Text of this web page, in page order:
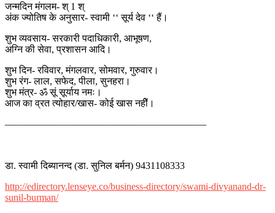
जन्मदिन मंगलम- श् 1 श्
अंक ज्योतिष के अनुसार- स्वामी ‘‘ सूर्य देव ‘‘ हैं।
शुभ व्यवसाय- सरकारी पदाधिकारी, आभूषण,
अग्नि की सेवा, प्रशासन आदि।
शुभ दिन- रविवार, मंगलवार, सोमवार, गुरुवार।
शुभ रंग- लाल, सफेद, पीला, सुनहरा।
शुभ मंत्र- ॐ सूं सूर्याय नमः।
आज का व्रत त्योहार/खास- कोई खास नहीें।
————————————————————–
डा. स्वामी दिब्यानन्द (डा. सुनिल बर्मन) 9431108333
http://edirectory.lenseye.co/business-directory/swami-divyanand-dr-
sunil-burman/